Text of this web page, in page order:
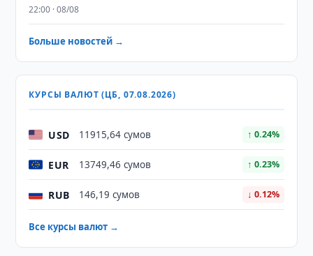
22:00 · 08/08
Больше новостей →
КУРСЫ ВАЛЮТ (ЦБ, 07.08.2026)
USD 11915,64 сумов ↑ 0.24%
EUR 13749,46 сумов ↑ 0.23%
RUB 146,19 сумов ↓ 0.12%
Все курсы валют →